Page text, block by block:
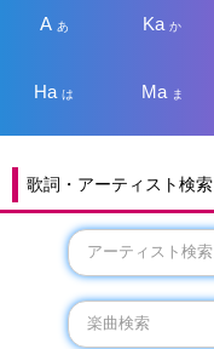
A あ Kaか
Haは Ma ま
歌詞・アーティスト検索